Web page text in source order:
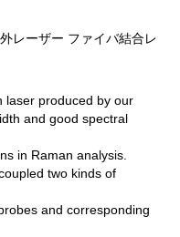
レーザー ファイバ結合レ
laser produced by our
and good spectral
in Raman analysis.
two kinds of
and corresponding